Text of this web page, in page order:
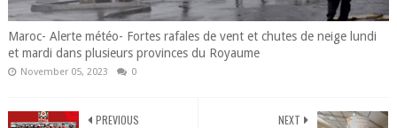
Maroc- Alerte météo- Fortes rafales de vent et chutes de neige lundi
et mardi dans plusieurs provinces du Royaume
November 05, 2023 0
NEXT
PREVIOUS